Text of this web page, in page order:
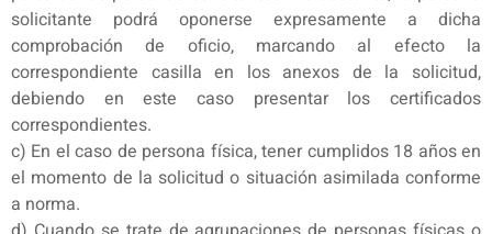
solicitante podrá oponerse expresamente a dicha
comprobación de oficio, marcando al efecto la
correspondiente casilla en los anexos de la solicitud,
debiendo en este caso presentar los certificados
correspondientes.
c) En el caso de persona física, tener cumplidos 18 años en
el momento de la solicitud o situación asimilada conforme
a norma.